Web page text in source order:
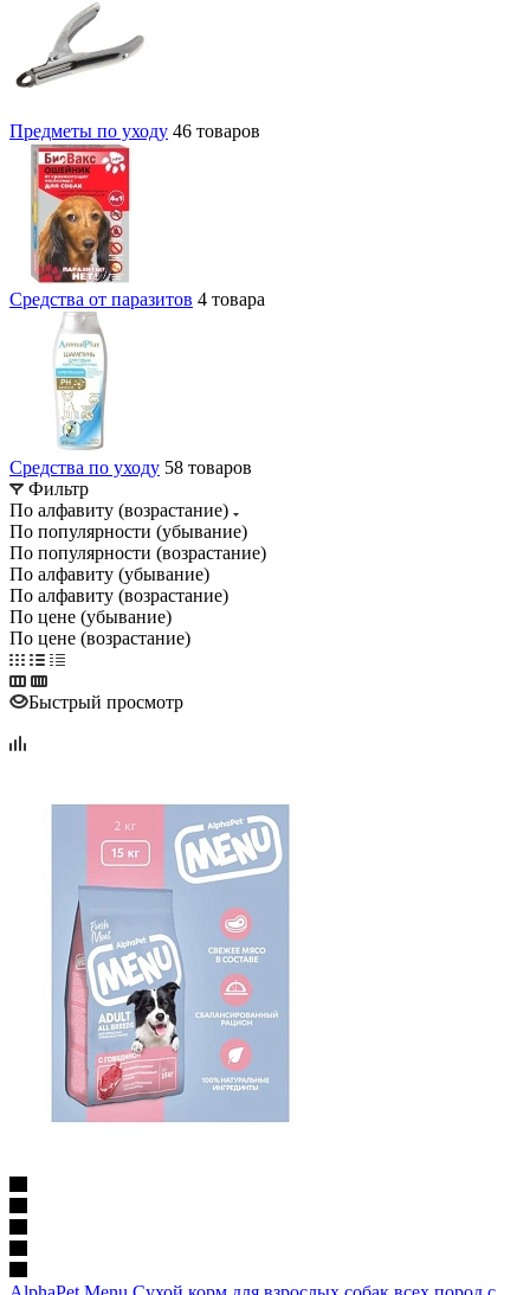
Предметы по уходу 46 товаров
Средства от паразитов 4 товара
Средства по уходу 58 товаров
Фильтр
По алфавиту (возрастание)
По популярности (убывание)
По популярности (возрастание)
По алфавиту (убывание)
По алфавиту (возрастание)
По цене (убывание)
По цене (возрастание)
Быстрый просмотр